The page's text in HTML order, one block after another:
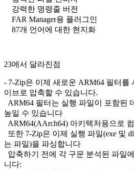
강력한 명령줄 버전
FAR Manager용 플러그인
87개 언어에 대한 현지화
23에서 달라진점
- 7-Zip은 이제 새로운 ARM64 필터를
이브로 압축할 수 있습니다.
ARM64 필터는 실행 파일이 포함된
높일 수 있습니다
ARM64(AArch64) 아키텍처용으로
또한 7-Zip은 이제 실행 파일(exe 및
는 파일)을 파싱합니다
압축하기 전에 각 구문 분석된 파일
니다: